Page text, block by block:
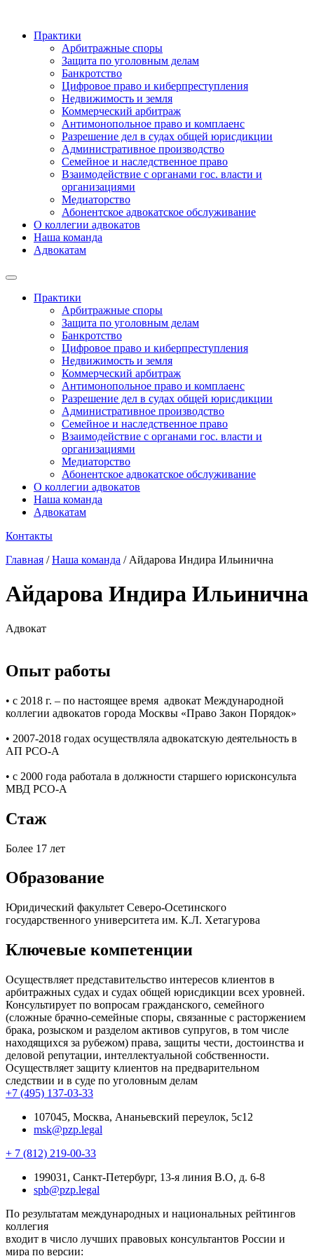
Практики
Арбитражные споры
Защита по уголовным делам
Банкротство
Цифровое право и киберпреступления
Недвижимость и земля
Коммерческий арбитраж
Антимонопольное право и комплаенс
Разрешение дел в судах общей юрисдикции
Административное производство
Семейное и наследственное право
Взаимодействие с органами гос. власти и
организациями
Медиаторство
Абонентское адвокатское обслуживание
О коллегии адвокатов
Наша команда
Адвокатам
Практики
Арбитражные споры
Защита по уголовным делам
Банкротство
Цифровое право и киберпреступления
Недвижимость и земля
Коммерческий арбитраж
Антимонопольное право и комплаенс
Разрешение дел в судах общей юрисдикции
Административное производство
Семейное и наследственное право
Взаимодействие с органами гос. власти и
организациями
Медиаторство
Абонентское адвокатское обслуживание
О коллегии адвокатов
Наша команда
Адвокатам
Контакты
Главная /Наша команда / Айдарова Индира Ильинична
Айдарова Индира Ильинична
Адвокат
Опыт работы
• с 2018 г. – по настоящее время адвокат Международной
коллегии адвокатов города Москвы «Право Закон Порядок»
• 2007-2018 годах осуществляла адвокатскую деятельность в
АП РСО-А
• с 2000 года работала в должности старшего юрисконсульта
МВД РСО-А
Стаж
Более 17 лет
Образование
Юридический факультет Северо-Осетинского
государственного университета им. К.Л. Хетагурова
Ключевые компетенции
Осуществляет представительство интересов клиентов в
арбитражных судах и судах общей юрисдикции всех уровней.
Консультирует по вопросам гражданского, семейного
(сложные брачно-семейные споры, связанные с расторжением
брака, розыском и разделом активов супругов, в том числе
находящихся за рубежом) права, защиты чести, достоинства и
деловой репутации, интеллектуальной собственности.
Осуществляет защиту клиентов на предварительном
следствии и в суде по уголовным делам
+7 (495) 137-03-33
107045, Москва, Ананьевский переулок, 5с12
msk@pzp.legal
+ 7 (812) 219-00-33
199031, Санкт-Петербург, 13-я линия В.О, д. 6-8
spb@pzp.legal
По результатам международных и национальных рейтингов
коллегия
входит в число лучших правовых консультантов России и
мира по версии: